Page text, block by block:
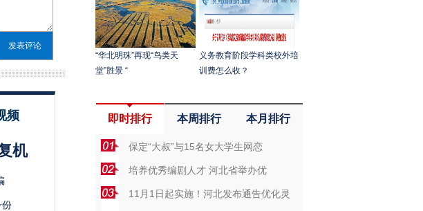
频
机
份
“华北明珠”再现“鸟类天
堂”胜景 “
义务教育阶段学科类校外培
训费怎么收？
即时排行 本周排行 本月排行
保定“大叔”与15名女大学生网恋
​培养优秀编剧人才 河北省举办优
11月1日起实施！河北发布通告优化灵